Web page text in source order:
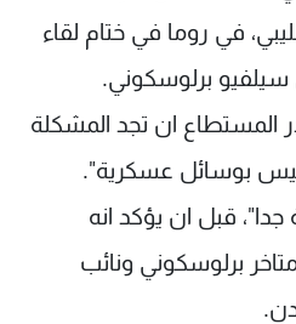
في روما في ختام لقاء
سيلفيو برلوسكوني.
المستطاع ان تجد المشكلة
بوسائل عسكرية".
قبل ان يؤكد انه
برلوسكوني ونائب
معنا
الخصوصية